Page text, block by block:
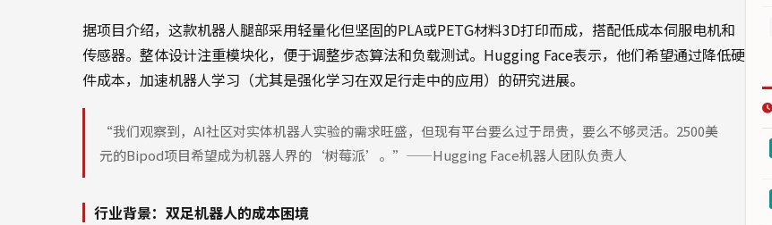
据项目介绍，这款机器人腿部采用轻量化但坚固的PLA或PETG材料3D打印而成，搭配低成本伺服电机和
传感器。整体设计注重模块化，便于调整步态算法和负载测试。Hugging Face表示，他们希望通过降低硬
件成本，加速机器人学习（尤其是强化学习在双足行走中的应用）的研究进展。
“我们观察到，AI社区对实体机器人实验的需求旺盛，但现有平台要么过于昂贵，要么不够灵活。2500美
元的Bipod项目希望成为机器人界的‘树莓派’。”——Hugging Face机器人团队负责人
行业背景：双足机器人的成本困境